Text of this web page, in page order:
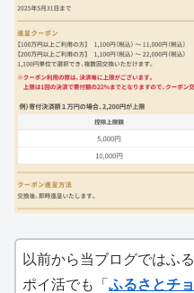
以前から当ブログではふ
ポイ活でも「ふるさとチ